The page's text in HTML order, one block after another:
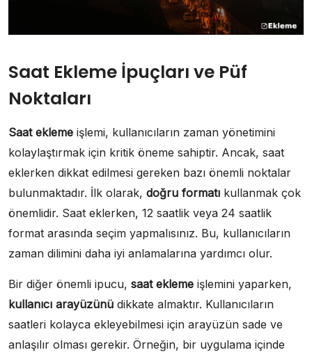
Saat Ekleme İpuçları ve Püf
Noktaları
Saat ekleme işlemi, kullanıcıların zaman yönetimini
kolaylaştırmak için kritik öneme sahiptir. Ancak, saat
eklerken dikkat edilmesi gereken bazı önemli noktalar
bulunmaktadır. İlk olarak, doğru formatı kullanmak çok
önemlidir. Saat eklerken, 12 saatlik veya 24 saatlik
format arasında seçim yapmalısınız. Bu, kullanıcıların
zaman dilimini daha iyi anlamalarına yardımcı olur.
Bir diğer önemli ipucu, saat ekleme işlemini yaparken,
kullanıcı arayüzünü dikkate almaktır. Kullanıcıların
saatleri kolayca ekleyebilmesi için arayüzün sade ve
anlaşılır olması gerekir. Örneğin, bir uygulama içinde